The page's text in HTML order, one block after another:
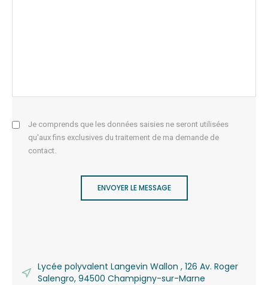
Je comprends que les données saisies ne seront utilisées
qu'aux fins exclusives du traitement de ma demande de
contact.
ENVOYER LE MESSAGE
Lycée polyvalent Langevin Wallon , 126 Av. Roger
Salengro, 94500 Champigny-sur-Marne